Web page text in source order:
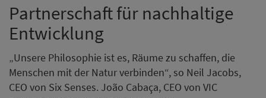
Partnerschaft für nachhaltige
Entwicklung
„Unsere Philosophie ist es, Räume zu schaffen, die
Menschen mit der Natur verbinden“, so Neil Jacobs,
CEO von Six Senses. João Cabaça, CEO von VIC